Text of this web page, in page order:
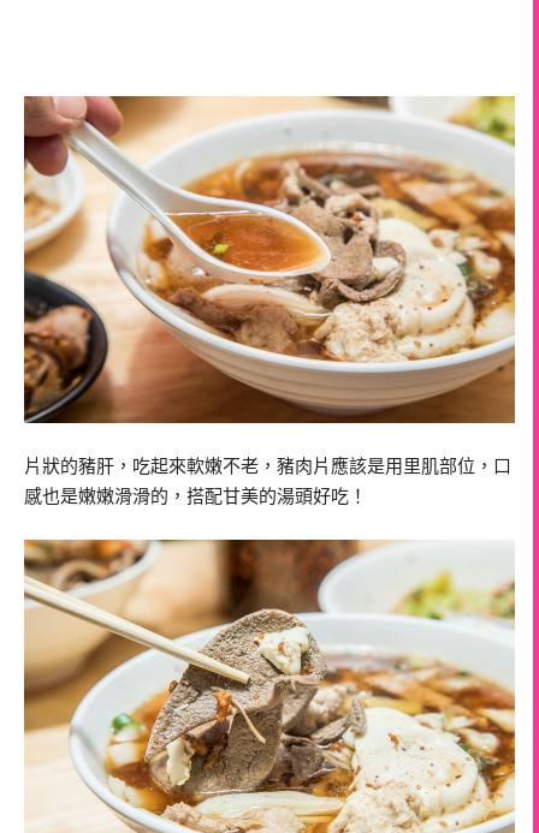
片狀的豬肝，吃起來軟嫩不老，豬肉片應該是用里肌部位，口
感也是嫩嫩滑滑的，搭配甘美的湯頭好吃！